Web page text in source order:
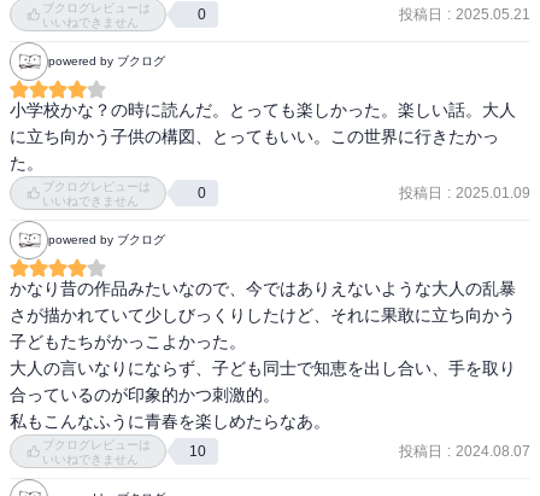
ブクログレビューは
いいねできません
0 投稿日 : 2025.05.21
powered by ブクログ
小学校かな？の時に読んだ。とっても楽しかった。楽しい話。大人
に立ち向かう子供の構図、とってもいい。この世界に行きたかっ
た。
ブクログレビューは
いいねできません
0 投稿日 : 2025.01.09
powered by ブクログ
かなり昔の作品みたいなので、今ではありえないような大人の乱暴
さが描かれていて少しびっくりしたけど、それに果敢に立ち向かう
子どもたちがかっこよかった。
大人の言いなりにならず、子ども同士で知恵を出し合い、手を取り
合っているのが印象的かつ刺激的。
私もこんなふうに青春を楽しめたらなあ。
ブクログレビューは
いいねできません
10 投稿日 : 2024.08.07